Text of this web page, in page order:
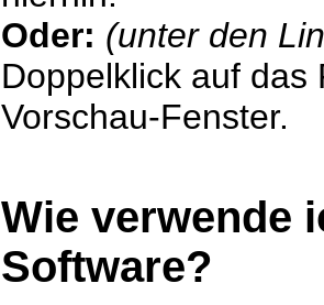
Oder: (unter den
Doppelklick auf das
Vorschau-Fenster.
Wie verwende
Software?